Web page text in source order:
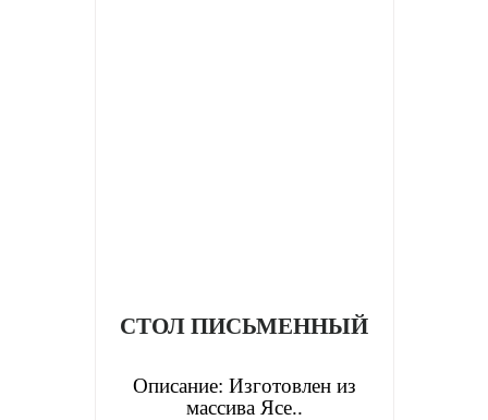
СТОЛ ПИСЬМЕННЫЙ
Описание: Изготовлен из
массива Ясе..